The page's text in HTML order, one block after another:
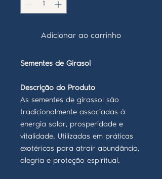
Adicionar ao carrinho
Sementes de Girasol
Descrição do Produto
As sementes de girassol são
tradicionalmente associadas à
energia solar, prosperidade e
vitalidade. Utilizadas em práticas
exotéricas para atrair abundância,
alegria e proteção espiritual.